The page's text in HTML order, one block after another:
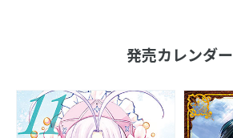
発売カレンダー